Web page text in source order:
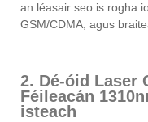
an léasair seo is rogha
GSM/CDMA, agus
2. Dé-óid Laser
Féileacán
isteach